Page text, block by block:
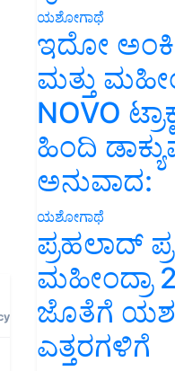
ಯಶೋಗಾಥೆ
ಇದೋ
ಮತ್ತು
NOVO
ಹಿಂದಿ
ಅನುವಾದ:
ಯಶೋಗಾಥೆ
ಪ್ರಹಲಾದ್
ಮಹೀಂದ್ರಾ
ಜೊತೆಗೆ
ಎತ್ತರಗಳಿಗೆ